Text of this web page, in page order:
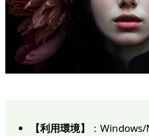
【利用環境】 ：